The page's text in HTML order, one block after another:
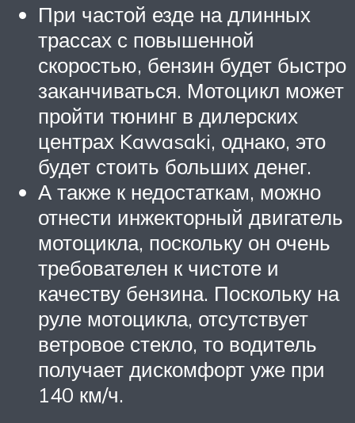
При частой езде на длинных
трассах с повышенной
скоростью, бензин будет быстро
заканчиваться. Мотоцикл может
пройти тюнинг в дилерских
центрах Kawasaki, однако, это
будет стоить больших денег.
А также к недостаткам, можно
отнести инжекторный двигатель
мотоцикла, поскольку он очень
требователен к чистоте и
качеству бензина. Поскольку на
руле мотоцикла, отсутствует
ветровое стекло, то водитель
получает дискомфорт уже при
140 км/ч.